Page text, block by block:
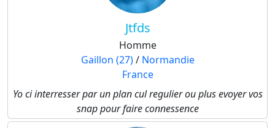
Jtfds
Homme
Gaillon (27)/ Normandie
France
Yo ci interresser par un plan cul regulier ou plus evoyer vos
snap pour faire connessence